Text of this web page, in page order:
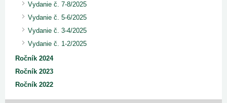
Vydanie č. 7-8/2025
Vydanie č. 5-6/2025
Vydanie č. 3-4/2025
Vydanie č. 1-2/2025
Ročník 2024
Ročník 2023
Ročník 2022